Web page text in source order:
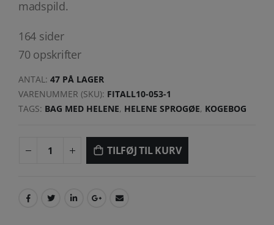
madspild.
164 sider
70 opskrifter
ANTAL: 47 PÅ LAGER
VARENUMMER (SKU): FITALL10-053-1
TAGS: BAG MED HELENE, HELENE SPROGØE, KOGEBOG
TILFØJ TIL KURV